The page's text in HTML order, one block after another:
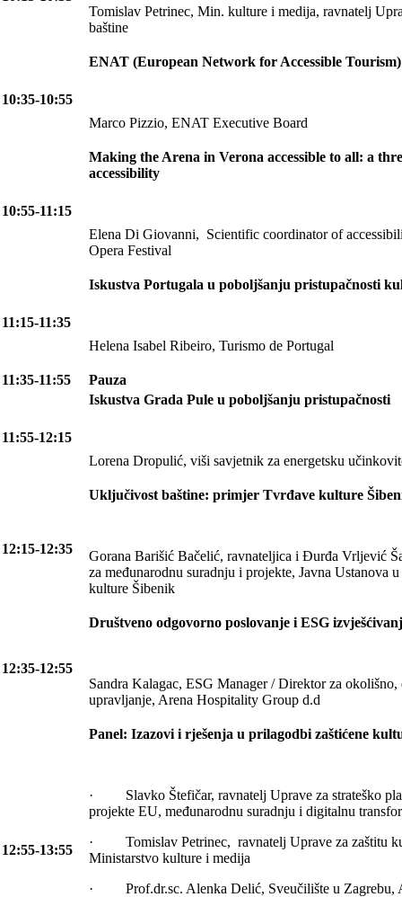
Tomislav Petrinec, Min. kulture i medija, ravnatelj
baštine
10:35-10:55
ENAT (European Network for Accessible Tourism)
Marco Pizzio, ENAT Executive Board
10:55-11:15
Making the Arena in Verona accessible to all: a
accessibility
Elena Di Giovanni, Scientific coordinator of
Opera Festival
11:15-11:35
Iskustva Portugala u poboljšanju pristupačnosti
Helena Isabel Ribeiro, Turismo de Portugal
11:35-11:55 Pauza
11:55-12:15
Iskustva Grada Pule u poboljšanju pristupačnosti
Lorena Dropulić, viši savjetnik za energetsku
12:15-12:35
Uključivost baštine: primjer Tvrđave kulture
Gorana Barišić Bačelić, ravnateljica i Đurđa Vrljević
za međunarodnu suradnju i projekte, Javna Ustanova
kulture Šibenik
12:35-12:55
Društveno odgovorno poslovanje i ESG
Sandra Kalagac, ESG Manager / Direktor za
upravljanje, Arena Hospitality Group d.d
12:55-13:55
Panel: Izazovi i rješenja u prilagodbi zaštićene
· Slavko Štefičar, ravnatelj Uprave za strateško
projekte EU, međunarodnu suradnju i digitalnu
· Tomislav Petrinec, ravnatelj Uprave za zaštitu
Ministarstvo kulture i medija
· Prof.dr.sc. Alenka Delić, Sveučilište u Zagrebu,